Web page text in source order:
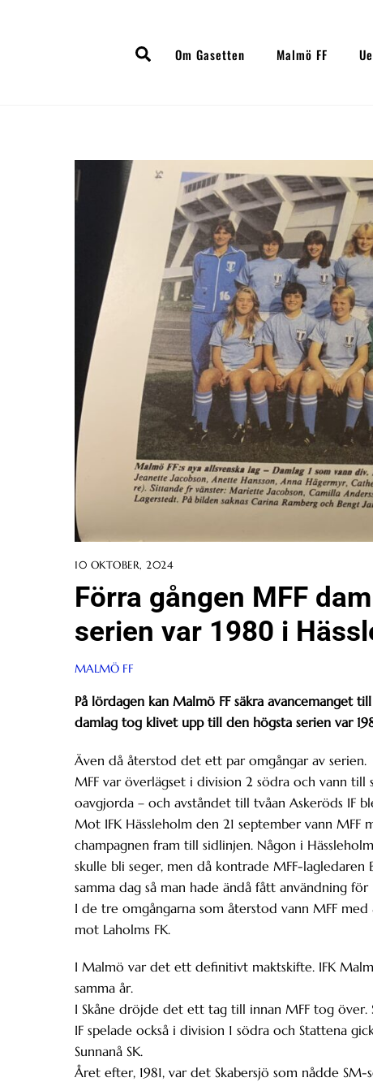
SearchOm Gasetten Malmö FF
10 OKTOBER, 2024
Förra gången MFF
serien var 1980 i
MALMÖ FF
På lördagen kan Malmö FF säkra avancemanget
damlag tog klivet upp till den högsta serien var
Även då återstod det ett par omgångar av serien.
MFF var överlägset i division 2 södra och vann till
oavgjorda – och avståndet till tvåan Askeröds IF
Mot IFK Hässleholm den 21 september vann
champagnen fram till sidlinjen. Någon i
skulle bli seger, men då kontrade MFF-lagledaren
samma dag så man hade ändå fått användning för
I de tre omgångarna som återstod vann MFF
mot Laholms FK.
I Malmö var det ett definitivt maktskifte. IFK
samma år.
I Skåne dröjde det ett tag till innan MFF tog över.
IF spelade också i division 1 södra och Stattena
Sunnanå SK.
Året efter, 1981, var det Skabersjö som nådde SM-